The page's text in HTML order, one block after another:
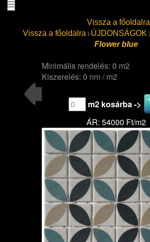
Vissza a főoldalra
Vissza a főoldalra
ÚJDONSÁGOK
Flower blue
Minimális rendelés: 0 m2
Kiszerelés: 0 nm / m2
m2 kosárba ->
ÁR: 54000 Ft/m2